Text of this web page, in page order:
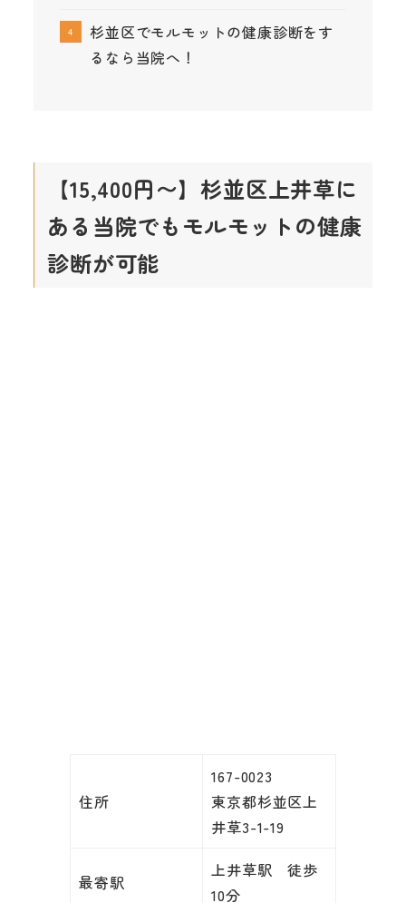
杉並区でモルモットの健康診断をす
るなら当院へ！
【15,400円〜】杉並区上井草に
ある当院でもモルモットの健康
診断が可能
住所
167-0023
東京都杉並区上
井草3-1-19
最寄駅
上井草駅 徒歩
10分